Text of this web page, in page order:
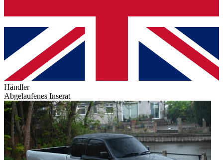
Händler
Abgelaufenes Inserat